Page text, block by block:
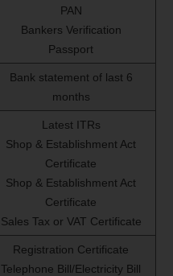
PAN
Bankers Verification
Passport
Bank statement of last 6
months
Latest ITRs
Shop & Establishment Act
Certificate
Shop & Establishment Act
Certificate
Sales Tax or VAT Certificate
Registration Certificate
Telephone Bill/Electricity Bill